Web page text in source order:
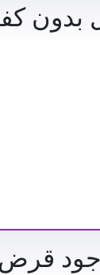
بدون